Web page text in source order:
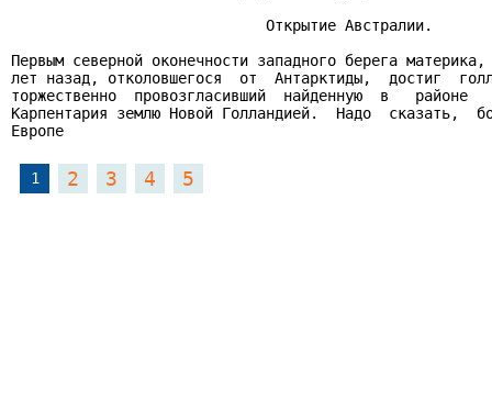
                             Открытие Австралии.
Первым северной оконечности западного берега
лет назад, отколовшегося  от  Антарктиды,  достиг
торжественно  провозгласивший  найденную  в   районе
Карпентария землю Новой Голландией.  Надо  сказать,
Европе
1 2 3 4 5